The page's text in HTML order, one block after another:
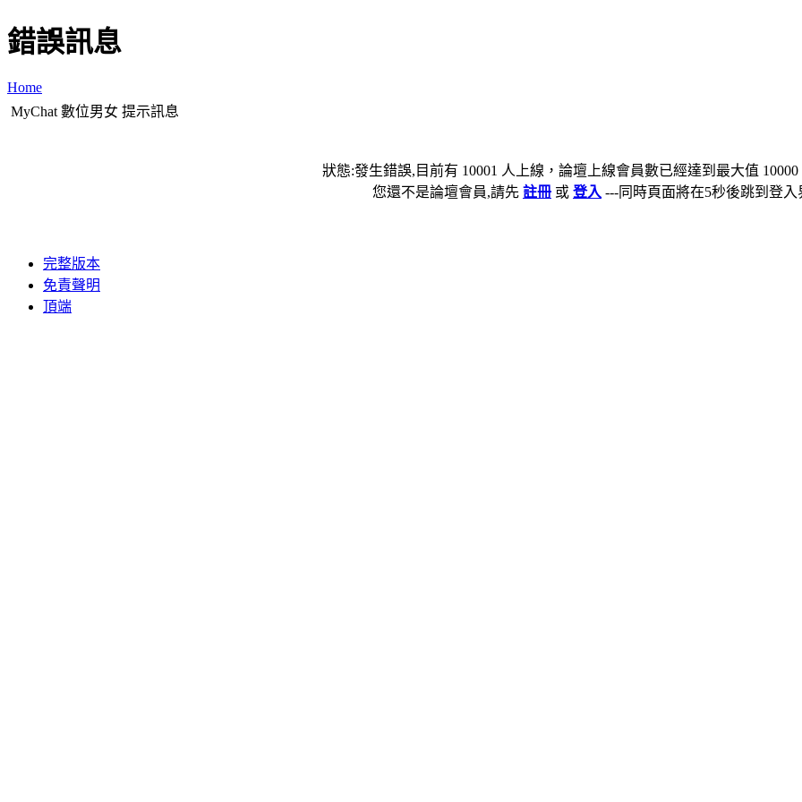
錯誤訊息
Home
MyChat 數位男女 提示訊息
狀態:發生錯誤,目前有 10001 人上線，論壇上線會員數已經達到最大值
您還不是論壇會員,請先 註冊 或 登入 ---同時頁面將在5秒後跳到登入
完整版本
免責聲明
頂端